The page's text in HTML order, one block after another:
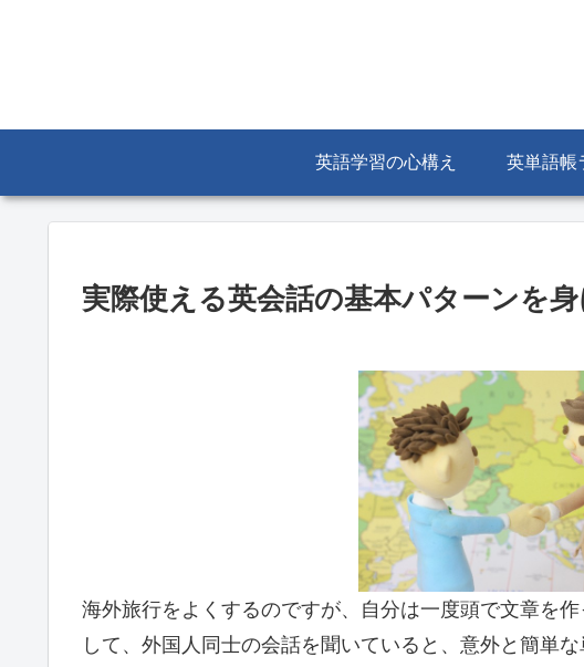
英語学習の心構え 英単語帳
実際使える英会話の基本パターンを
海外旅行をよくするのですが、自分は一度頭で文章を
して、外国人同士の会話を聞いていると、意外と簡単